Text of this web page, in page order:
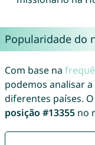
Popularidade do
Com base na
podemos analisar
diferentes países.
posição #13355no